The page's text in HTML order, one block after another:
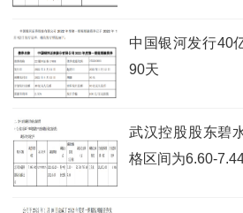
中国银河发行40
90天
武汉控股股东碧
格区间为6.60-